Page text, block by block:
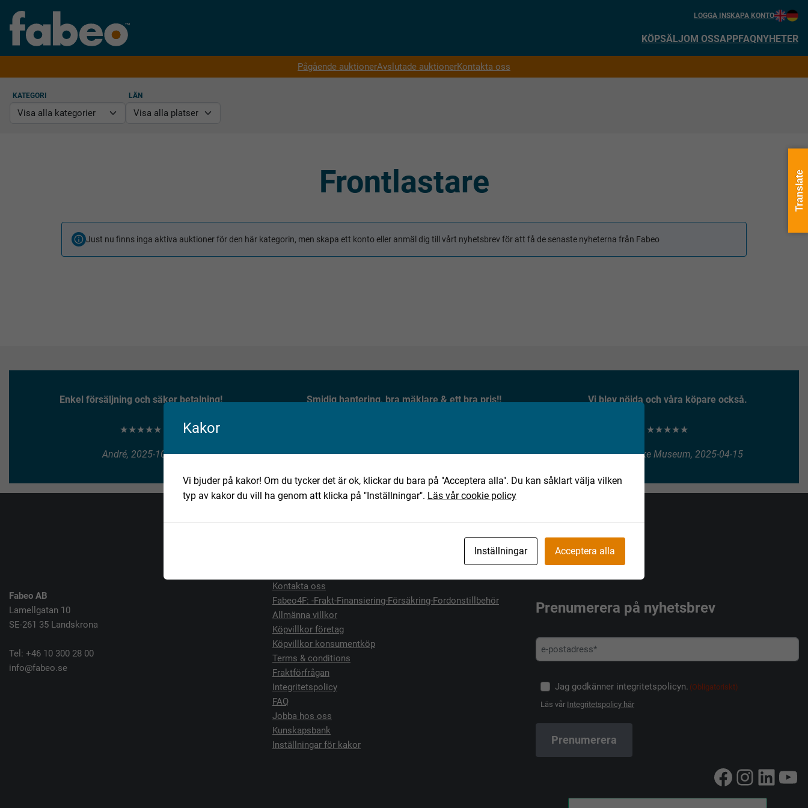
LOGGA INSKAPA KONTO
KÖPSÄLJOM OSSAPPFAQNYHETER
Pågående auktionerAvslutade auktionerKontakta oss
KATEGORI LÄN
Frontlastare
Just nu finns inga aktiva auktioner för den här kategorin, men skapa ett konto eller anmäl dig till vårt nyhetsbrev för att få de senaste nyheterna från Fabeo
Enkel försäljning och säker betalning!
★★★★★
André, 2025-10-10
Smidig hantering, bra mäklare & ett bra pris!!
Jan, 2025-10-02
Vi blev nöjda och våra köpare också.
★★★★★
Henry Vitlycke Museum, 2025-04-15
Fabeo AB
Lamellgatan 10
SE-261 35 Landskrona
Tel: +46 10 300 28 00
info@fabeo.se
Kontakta oss
Fabeo4F: -Frakt-Finansiering-Försäkring-Fordonstillbehör
Allmänna villkor
Köpvillkor företag
Köpvillkor konsumentköp
Terms & conditions
Fraktförfrågan
Integritetspolicy
FAQ
Jobba hos oss
Kunskapsbank
Inställningar för kakor
Prenumerera på nyhetsbrev
Jag godkänner integritetspolicyn. (Obligatoriskt)
Läs vår Integritetspolicy här
Facebook
Kakor
Vi bjuder på kakor! Om du tycker det är ok, klickar du bara på "Acceptera alla". Du kan såklart välja vilken
typ av kakor du vill ha genom att klicka på "Inställningar". Läs vår cookie policy
Inställningar Acceptera alla
Translate